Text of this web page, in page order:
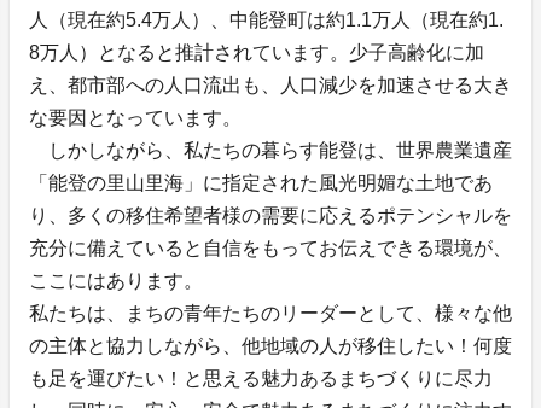
人（現在約5.4万人）、中能登町は約1.1万人（現在約1.
8万人）となると推計されています。少子高齢化に加
え、都市部への人口流出も、人口減少を加速させる大き
な要因となっています。
しかしながら、私たちの暮らす能登は、世界農業遺産
「能登の里山里海」に指定された風光明媚な土地であ
り、多くの移住希望者様の需要に応えるポテンシャルを
充分に備えていると自信をもってお伝えできる環境が、
ここにはあります。
私たちは、まちの青年たちのリーダーとして、様々な他
の主体と協力しながら、他地域の人が移住したい！何度
も足を運びたい！と思える魅力あるまちづくりに尽力